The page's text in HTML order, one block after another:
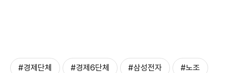
#경제단체 #경제6단체 #삼성전자 #노조